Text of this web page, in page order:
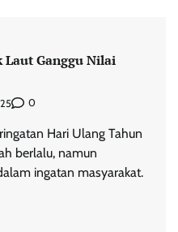
Laut Ganggu Nilai
0
Hari Ulang Tahun
berlalu, namun
ingatan masyarakat.